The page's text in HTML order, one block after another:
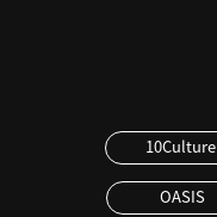
10Culture
OASIS